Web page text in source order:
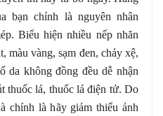
bạn chính là nguyên nhân
Biểu hiện nhiều nếp nhăn
màu vàng, sạm đen, chảy xệ,
da không đồng đều dễ nhận
thuốc lá, thuốc lá điện tử. Do
chính là hãy giảm thiểu ảnh